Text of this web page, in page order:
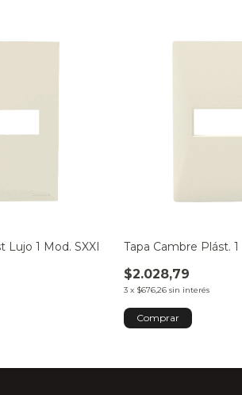
Lujo 1 Mod. SXXI Tapa Cambre Plást. 1
$2.028,79
3 x $676,26 sin interés